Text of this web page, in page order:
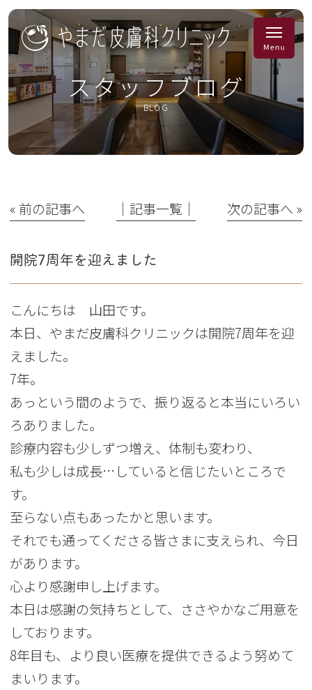
スタッフブログ
BLOG
« 前の記事へ │記事一覧│ 次の記事へ »
開院7周年を迎えました
こんにちは 山田です。
本日、やまだ皮膚科クリニックは開院7周年を迎
えました。
7年。
あっという間のようで、振り返ると本当にいろい
ろありました。
診療内容も少しずつ増え、体制も変わり、
私も少しは成長…していると信じたいところで
す。
至らない点もあったかと思います。
それでも通ってくださる皆さまに支えられ、今日
があります。
心より感謝申し上げます。
本日は感謝の気持ちとして、ささやかなご用意を
しております。
8年目も、より良い医療を提供できるよう努めて
まいります。